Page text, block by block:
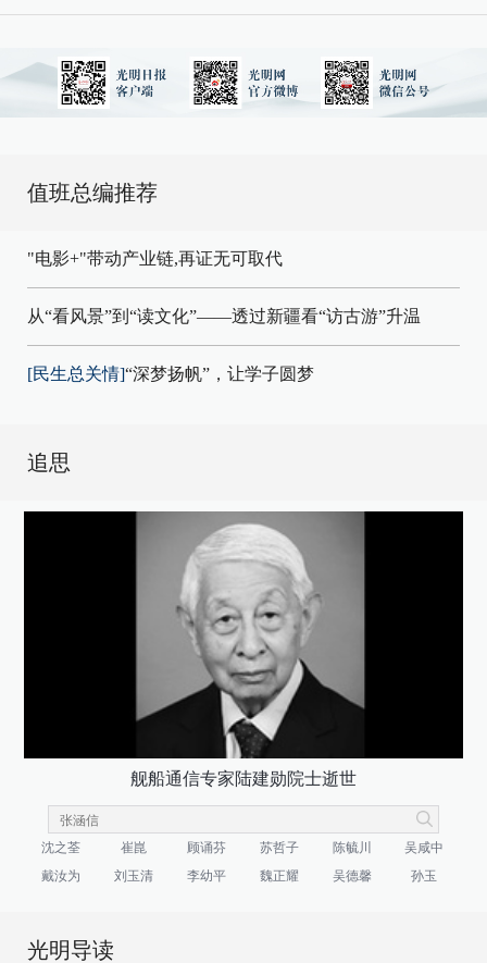
值班总编推荐
"电影+"带动产业链,再证无可取代
从“看风景”到“读文化”——透过新疆看“访古游”升温
[民生总关情]“深梦扬帆”，让学子圆梦
追思
舰船通信专家陆建勋院士逝世
沈之荃 崔崑 顾诵芬 苏哲子 陈毓川
吴咸中
戴汝为
刘玉清 李幼平 魏正耀 吴德馨 孙玉
光明导读